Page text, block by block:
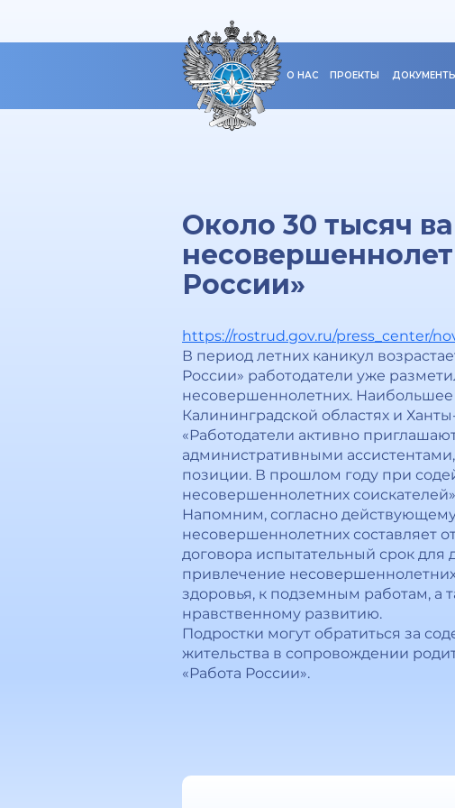
О НАС ПРОЕКТЫ
Около 30 тысяч
России»
https://rostrud.gov.ru/press_center/
В период летних каникул
России» работодатели уже
несовершеннолетних. Наибольшее
Калининградской областях и
«Работодатели активно
административными
позиции. В прошлом году при
несовершеннолетних
Напомним, согласно
несовершеннолетних составляет
договора испытательный срок для
привлечение
здоровья, к подземным работам, а
нравственному развитию.
Подростки могут обратиться за
жительства в сопровождении
«Работа России».